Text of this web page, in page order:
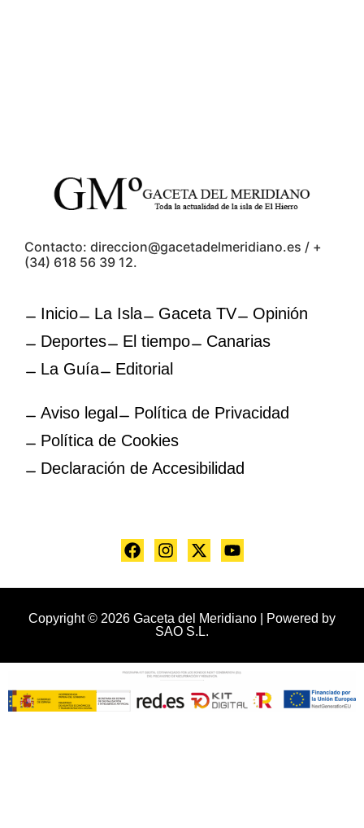
Contacto: direccion@gacetadelmeridiano.es / +
(34) 618 56 39 12.
Inicio La Isla Gaceta TV
Opinión
Deportes
El tiempo
Canarias
La Guía
Editorial
Aviso legal
Política de Privacidad
Política de Cookies
Declaración de Accesibilidad
Copyright © 2026 Gaceta del Meridiano | Powered by
SAO S.L.